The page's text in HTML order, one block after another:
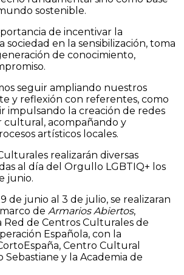
sostenible.
de incentivar la
sociedad en la sensibilización, toma
de conocimiento,
seguir ampliando nuestros
y reflexión con referentes, como
impulsando la creación de redes
acompañando y
artísticos locales.
realizarán diversas
al día del Orgullo LGBTIQ+ los
junio.
de junio al 3 de julio, se realizaran
de Armarios Abiertos,
Red de Centros Culturales de
Española, con la
Centro Cultural
Sebastiane y la Academia de